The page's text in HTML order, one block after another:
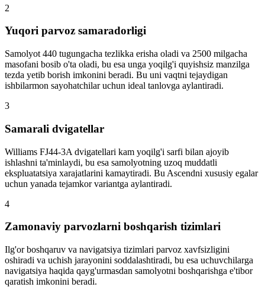
2
Yuqori parvoz samaradorligi
Samolyot 440 tugungacha tezlikka erisha oladi va 2500 milgacha
masofani bosib o'ta oladi, bu esa unga yoqilg'i quyishsiz manzilga
tezda yetib borish imkonini beradi. Bu uni vaqtni tejaydigan
ishbilarmon sayohatchilar uchun ideal tanlovga aylantiradi.
3
Samarali dvigatellar
Williams FJ44-3A dvigatellari kam yoqilg'i sarfi bilan ajoyib
ishlashni ta'minlaydi, bu esa samolyotning uzoq muddatli
ekspluatatsiya xarajatlarini kamaytiradi. Bu Ascendni xususiy egalar
uchun yanada tejamkor variantga aylantiradi.
4
Zamonaviy parvozlarni boshqarish tizimlari
Ilg'or boshqaruv va navigatsiya tizimlari parvoz xavfsizligini
oshiradi va uchish jarayonini soddalashtiradi, bu esa uchuvchilarga
navigatsiya haqida qayg'urmasdan samolyotni boshqarishga e'tibor
qaratish imkonini beradi.